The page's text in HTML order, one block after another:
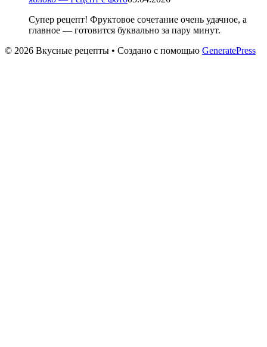
Супер рецепт! Фруктовое сочетание очень удачное, а
главное — готовится буквально за пару минут.
© 2026 Вкусные рецепты • Создано с помощью GeneratePress